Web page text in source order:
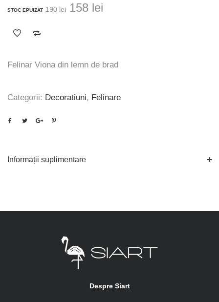
STOC EPUIZAT 190lei Prețul
158 lei
Felinar Viona din lemn de brad
Categorii: Decoratiuni, Felinare
Informații suplimentare
Despre Siart